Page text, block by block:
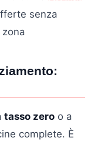
senza
tasso zero o a
complete. È